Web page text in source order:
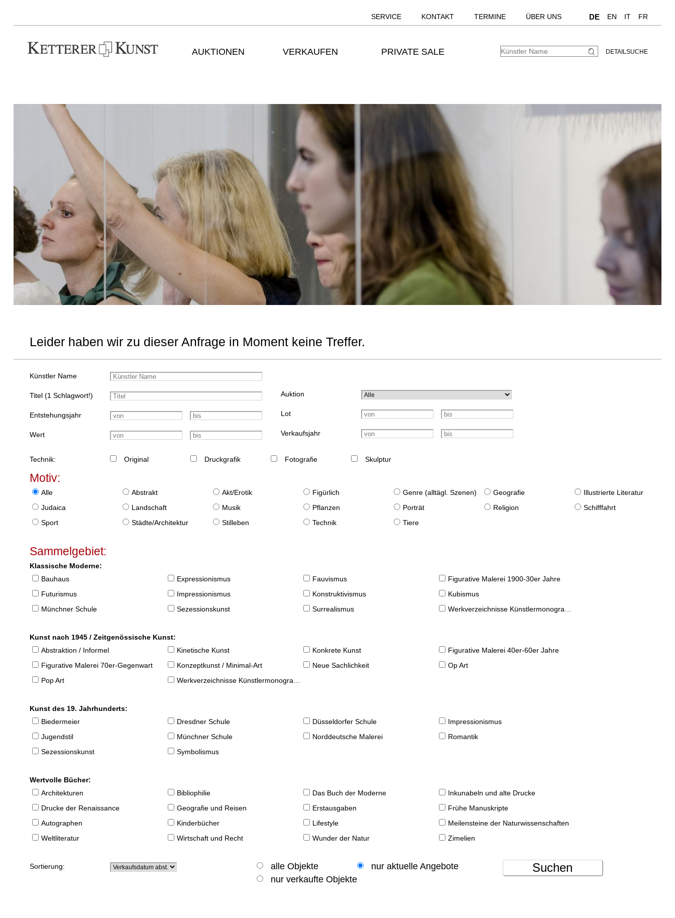
SERVICE KONTAKT TERMINE ÜBER UNS DE EN IT FR
AUKTIONEN VERKAUFEN PRIVATE SALE DETAILSUCHE
Leider haben wir zu dieser Anfrage in Moment keine Treffer.
Künstler Name
Titel (1 Schlagwort!)
Entstehungsjahr
Wert
Auktion
Lot
Verkaufsjahr
Technik: Original Druckgrafik Fotografie Skulptur
Motiv:
Alle Abstrakt Akt/Erotik Figürlich Genre (alltägl. Szenen) Geografie
Illustrierte Literatur
Judaica
Landschaft Musik Pflanzen Porträt Religion
Schifffahrt
Sport
Städte/Architektur Stilleben Technik Tiere
Sammelgebiet:
Klassische Moderne:
Bauhaus
Expressionismus Fauvismus
Figurative Malerei 1900-30er Jahre
Futurismus
Impressionismus Konstruktivismus
Kubismus
Münchner Schule
Sezessionskunst Surrealismus Werkverzeichnisse Künstlermonographien
Kunst nach 1945 / Zeitgenössische Kunst:
Abstraktion / Informel
Kinetische Kunst Konkrete Kunst
Figurative Malerei 40er-60er Jahre
Figurative Malerei 70er-Gegenwart
Konzeptkunst / Minimal-Art Neue Sachlichkeit
Op Art
Pop Art
Werkverzeichnisse Künstlermonographien
Kunst des 19. Jahrhunderts:
Biedermeier
Dresdner Schule Düsseldorfer Schule
Impressionismus
Jugendstil
Münchner Schule Norddeutsche Malerei
Romantik
Sezessionskunst
Symbolismus
Wertvolle Bücher:
Architekturen
Bibliophilie Das Buch der Moderne
Inkunabeln und alte Drucke
Drucke der Renaissance
Geografie und Reisen Erstausgaben
Frühe Manuskripte
Autographen
Kinderbücher Lifestyle
Meilensteine der Naturwissenschaften
Weltliteratur
Wirtschaft und Recht Wunder der Natur Zimelien
Sortierung: alle Objekte
nur aktuelle Angebote
nur verkaufte Objekte
Suchen